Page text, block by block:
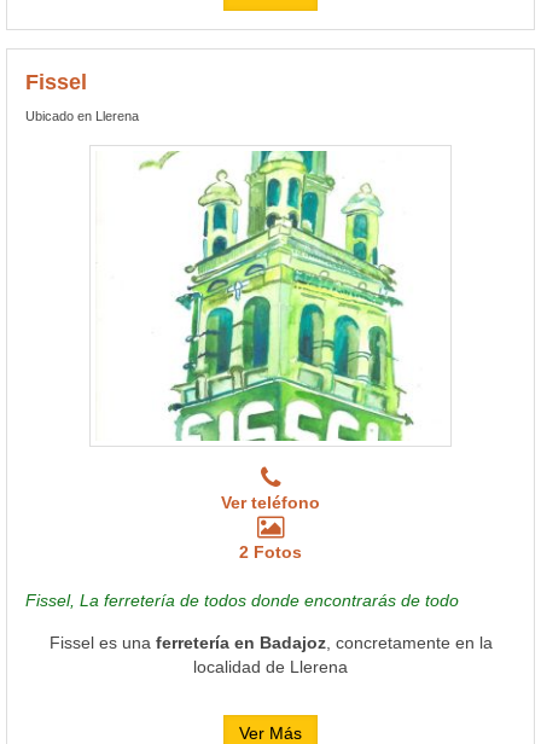
Fissel
Ubicado en Llerena
Ver teléfono
2 Fotos
Fissel, La ferretería de todos donde encontrarás de todo
Fissel es una ferretería en Badajoz, concretamente en la
localidad de Llerena
Ver Más